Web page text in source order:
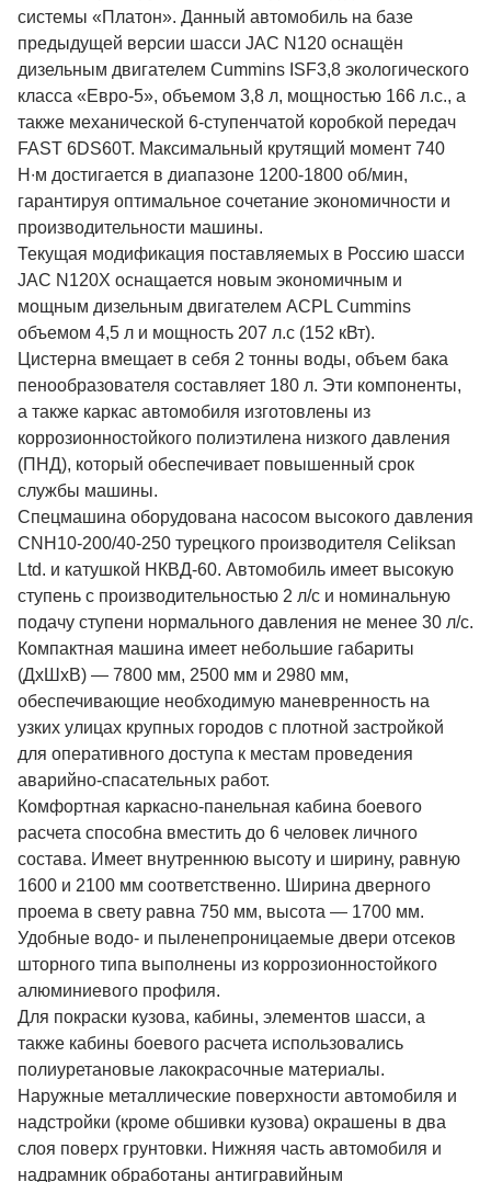
системы «Платон». Данный автомобиль на базе
предыдущей версии шасси JAC N120 оснащён
дизельным двигателем Cummins ISF3,8 экологического
класса «Евро-5», объемом 3,8 л, мощностью 166 л.с., а
также механической 6-ступенчатой коробкой передач
FAST 6DS60T. Максимальный крутящий момент 740
Н∙м достигается в диапазоне 1200-1800 об/мин,
гарантируя оптимальное сочетание экономичности и
производительности машины.
Текущая модификация поставляемых в Россию шасси
JAC N120X оснащается новым экономичным и
мощным дизельным двигателем ACPL Cummins
объемом 4,5 л и мощность 207 л.с (152 кВт).
Цистерна вмещает в себя 2 тонны воды, объем бака
пенообразователя составляет 180 л. Эти компоненты,
а также каркас автомобиля изготовлены из
коррозионностойкого полиэтилена низкого давления
(ПНД), который обеспечивает повышенный срок
службы машины.
Спецмашина оборудована насосом высокого давления
CNH10-200/40-250 турецкого производителя Celiksan
Ltd. и катушкой НКВД-60. Автомобиль имеет высокую
ступень с производительностью 2 л/с и номинальную
подачу ступени нормального давления не менее 30 л/с.
Компактная машина имеет небольшие габариты
(ДхШхВ) — 7800 мм, 2500 мм и 2980 мм,
обеспечивающие необходимую маневренность на
узких улицах крупных городов с плотной застройкой
для оперативного доступа к местам проведения
аварийно-спасательных работ.
Комфортная каркасно-панельная кабина боевого
расчета способна вместить до 6 человек личного
состава. Имеет внутреннюю высоту и ширину, равную
1600 и 2100 мм соответственно. Ширина дверного
проема в свету равна 750 мм, высота — 1700 мм.
Удобные водо- и пыленепроницаемые двери отсеков
шторного типа выполнены из коррозионностойкого
алюминиевого профиля.
Для покраски кузова, кабины, элементов шасси, а
также кабины боевого расчета использовались
полиуретановые лакокрасочные материалы.
Наружные металлические поверхности автомобиля и
надстройки (кроме обшивки кузова) окрашены в два
слоя поверх грунтовки. Нижняя часть автомобиля и
надрамник обработаны антигравийным